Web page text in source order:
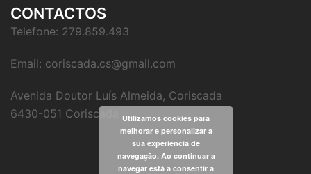
CONTACTOS
Telefone: 279.859.493
Email: coriscada.cs@gmail.com
Avenida Doutor Luís Almeida, Coriscada
6430-051 Coriscada
Utilizamos cookies para
melhorar e personalizar a
sua experiência de
navegação. Ao continuar a
navegar está a consentir a